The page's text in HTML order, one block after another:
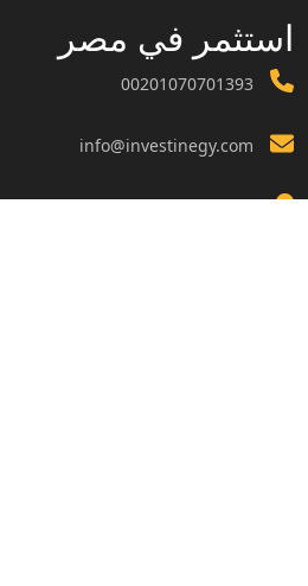
استثمر في مصر
00201070701393
info@investinegy.com